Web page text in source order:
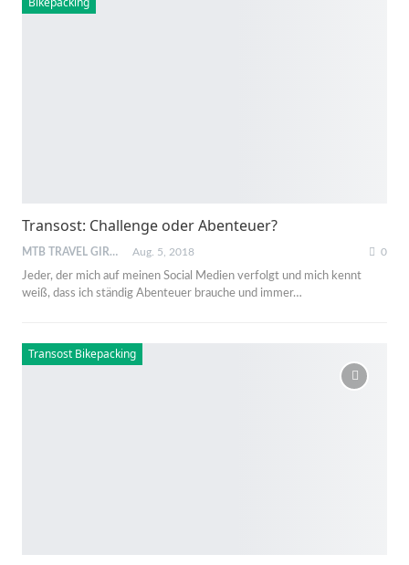
Transost: Challenge oder Abenteuer?
MTB TRAVEL GIRL Aug. 5, 2018 0
Jeder, der mich auf meinen Social Medien verfolgt und mich kennt
weiß, dass ich ständig Abenteuer brauche und immer…
Transost Bikepacking